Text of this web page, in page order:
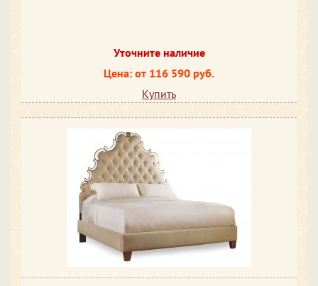
Уточните наличие
Цена: от 116 590 руб.
Купить